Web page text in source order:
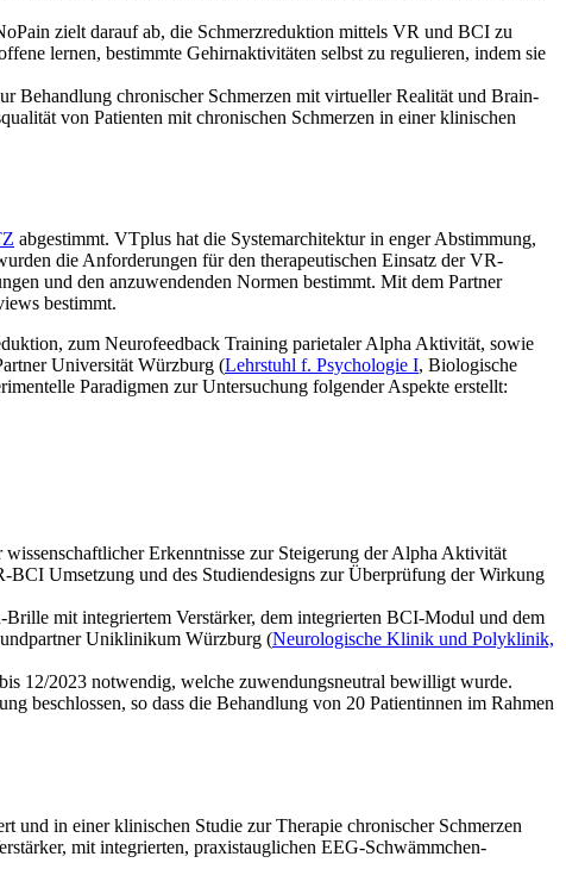
zielt darauf ab, die Schmerzreduktion mittels VR und BCI zu
lernen, bestimmte Gehirnaktivitäten selbst zu regulieren, indem sie
Behandlung chronischer Schmerzen mit virtueller Realität und Brain-
von Patienten mit chronischen Schmerzen in einer klinischen
abgestimmt. VTplus hat die Systemarchitektur in enger Abstimmung,
die Anforderungen für den therapeutischen Einsatz der VR-
und den anzuwendenden Normen bestimmt. Mit dem Partner
bestimmt.
zum Neurofeedback Training parietaler Alpha Aktivität, sowie
Universität Würzburg (Lehrstuhl f. Psychologie I, Biologische
Paradigmen zur Untersuchung folgender Aspekte erstellt:
Erkenntnisse zur Steigerung der Alpha Aktivität
BCI Umsetzung und des Studiendesigns zur Überprüfung der Wirkung
mit integriertem Verstärker, dem integrierten BCI-Modul und dem
Uniklinikum Würzburg (Neurologische Klinik und Polyklinik,
12/2023 notwendig, welche zuwendungsneutral bewilligt wurde.
beschlossen, so dass die Behandlung von 20 Patientinnen im Rahmen
und in einer klinischen Studie zur Therapie chronischer Schmerzen
mit integrierten, praxistauglichen EEG-Schwämmchen-